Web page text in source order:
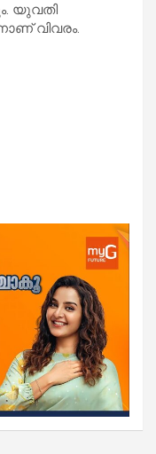
യുവതി
വിവരം.